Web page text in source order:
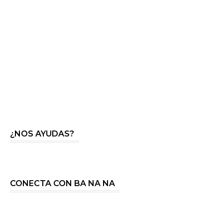
¿NOS AYUDAS?
CONECTA CON BA NA NA